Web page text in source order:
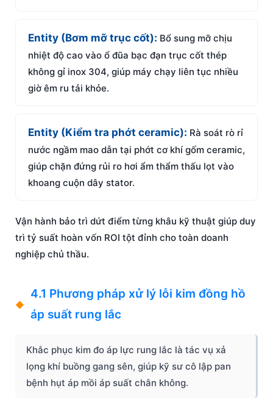
Entity (Bơm mỡ trục cốt): Bổ sung mỡ chịu
nhiệt độ cao vào ổ đũa bạc đạn trục cốt thép
không gỉ inox 304, giúp máy chạy liên tục nhiều
giờ êm ru tải khỏe.
Entity (Kiểm tra phớt ceramic): Rà soát rò rỉ
nước ngầm mao dẫn tại phớt cơ khí gốm ceramic,
giúp chặn đứng rủi ro hơi ẩm thẩm thấu lọt vào
khoang cuộn dây stator.
Vận hành bảo trì dứt điểm từng khâu kỹ thuật giúp duy
trì tỷ suất hoàn vốn ROI tột đỉnh cho toàn doanh
nghiệp chủ thầu.
4.1 Phương pháp xử lý lỗi kim đồng hồ
áp suất rung lắc
Khắc phục kim đo áp lực rung lắc là tác vụ xả
lọng khí buồng gang sên, giúp kỹ sư cô lập pan
bệnh hụt áp mồi áp suất chân không.